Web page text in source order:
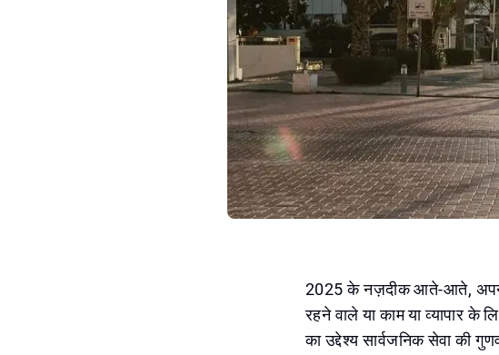
2025 के नज़दीक आते-आते, अपने
रहने वाले या काम या व्यापार
का उद्देश्य सार्वजनिक सेवा की